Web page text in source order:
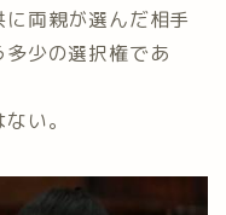
両親が選んだ相手
少の選択権であ
い。